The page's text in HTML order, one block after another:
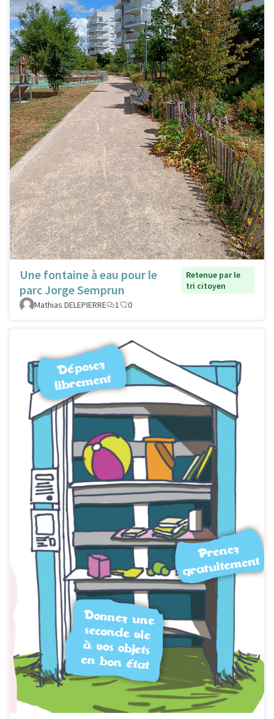
Une fontaine à eau pour le
parc Jorge Semprun
Retenue par le
tri citoyen
Mathias DELEPIERRE
1 0